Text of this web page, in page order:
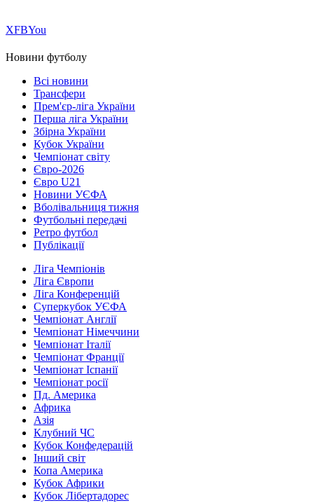
ХFBYou
Новини футболу
Всі новини
Трансфери
Прем'єр-ліга України
Перша ліга України
Збірна України
Кубок України
Чемпіонат світу
Євро-2026
Євро U21
Новини УЄФА
Вболівальниця тижня
Футбольні передачі
Ретро футбол
Публікації
Ліга Чемпіонів
Ліга Європи
Ліга Конференцій
Суперкубок УЄФА
Чемпіонат Англії
Чемпіонат Німеччини
Чемпіонат Італії
Чемпіонат Франції
Чемпіонат Іспанії
Чемпіонат росії
Пд. Америка
Африка
Азія
Клубний ЧС
Кубок Конфедерацій
Інший світ
Копа Америка
Кубок Африки
Кубок Лібертадорес